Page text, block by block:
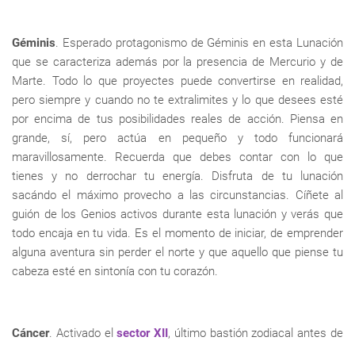
Géminis . Esperado protagonismo de Géminis en esta Lunación
que se caracteriza además por la presencia de Mercurio y de
Marte. Todo lo que proyectes puede convertirse en realidad,
pero siempre y cuando no te extralimites y lo que desees esté
por encima de tus posibilidades reales de acción. Piensa en
grande, sí, pero actúa en pequeño y todo funcionará
maravillosamente. Recuerda que debes contar con lo que
tienes y no derrochar tu energía. Disfruta de tu lunación
sacándo el máximo provecho a las circunstancias. Cíñete al
guión de los Genios activos durante esta lunación y verás que
todo encaja en tu vida. Es el momento de iniciar, de emprender
alguna aventura sin perder el norte y que aquello que piense tu
cabeza esté en sintonía con tu corazón.
Cáncer. Activado elsector XII, último bastión zodiacal antes de